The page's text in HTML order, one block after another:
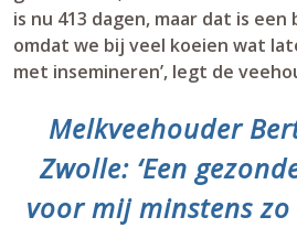
is nu 413 dagen, maar dat is
omdat we bij veel koeien wat
met insemineren’, legt de
Melkveehouder
Zwolle: ‘Een
voor mij minstens